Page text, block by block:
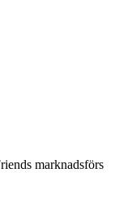
marknadsförs